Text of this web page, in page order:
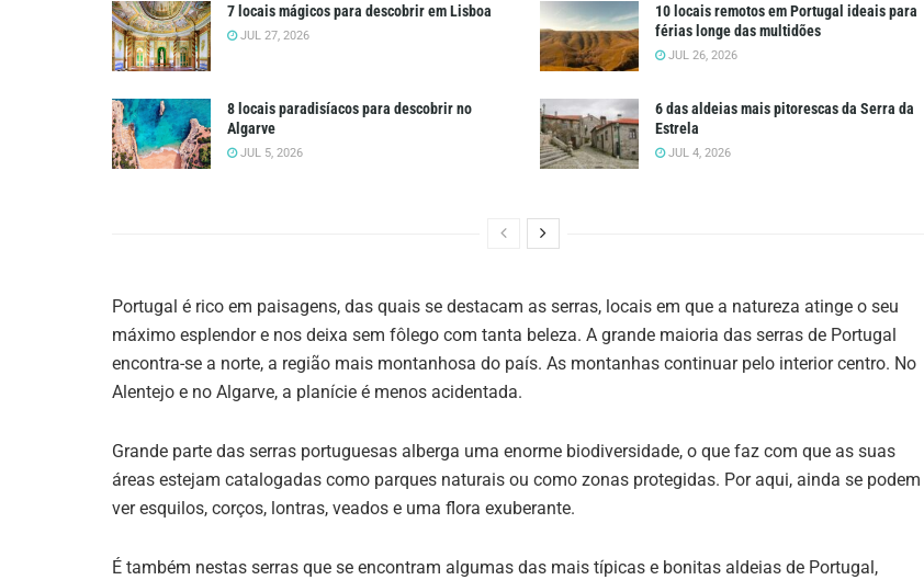
7 locais mágicos para descobrir em Lisboa
JUL 27, 2026
10 locais remotos em Portugal ideais para
férias longe das multidões
JUL 26, 2026
8 locais paradisíacos para descobrir no
Algarve
JUL 5, 2026
6 das aldeias mais pitorescas da Serra da
Estrela
JUL 4, 2026
Portugal é rico em paisagens, das quais se destacam as serras, locais em que a natureza atinge o seu
máximo esplendor e nos deixa sem fôlego com tanta beleza. A grande maioria das serras de Portugal
encontra-se a norte, a região mais montanhosa do país. As montanhas continuar pelo interior centro. No
Alentejo e no Algarve, a planície é menos acidentada.
Grande parte das serras portuguesas alberga uma enorme biodiversidade, o que faz com que as suas
áreas estejam catalogadas como parques naturais ou como zonas protegidas. Por aqui, ainda se podem
ver esquilos, corços, lontras, veados e uma flora exuberante.
É também nestas serras que se encontram algumas das mais típicas e bonitas aldeias de Portugal,